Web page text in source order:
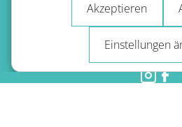
Akzeptieren
Einstellungen